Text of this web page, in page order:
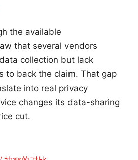
the available
that several vendors
collection but lack
to back the claim. That gap
into real privacy
changes its data-sharing
cut.